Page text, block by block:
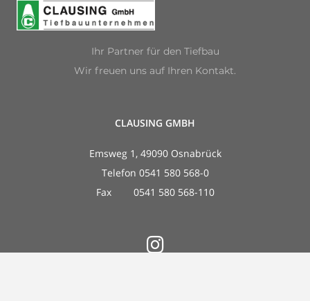
Ihr Partner für den Tiefbau
Wir freuen uns auf Ihren Kontakt.
CLAUSING GMBH
Emsweg 1, 49090 Osnabrück
Telefon 0541 580 568-0
Fax 0541 580 568-110